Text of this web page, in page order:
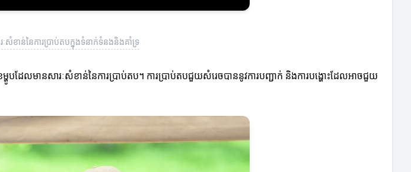
ាន់នៃការប្រាប់តបក្នុងទំនាក់ទំនងនិងគាំទ្រ
ដែលមានសារៈសំខាន់នៃការប្រាប់តប។ ការប្រាប់តបជួយសំរេចបាននូវការបញ្ជាក់ និងការបង្ហោះដែលអាចជួយ